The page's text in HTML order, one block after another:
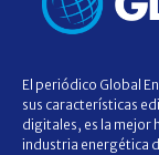
El periódico Global
sus características
digitales, es la mejor
industria energética